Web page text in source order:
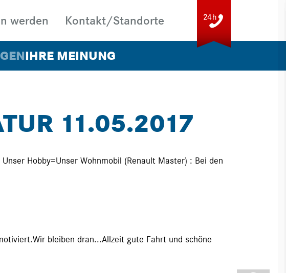
IHRE MEINUNG
werden Kontakt/Standorte
11.05.2017
Hobby=Unser Wohnmobil (Renault Master) : Bei den
bleiben dran...Allzeit gute Fahrt und schöne